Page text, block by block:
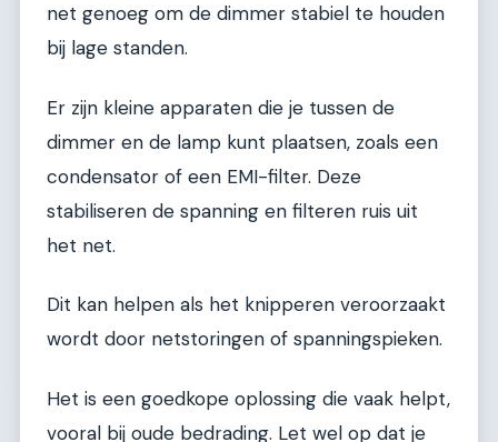
net genoeg om de dimmer stabiel te houden
bij lage standen.
Er zijn kleine apparaten die je tussen de
dimmer en de lamp kunt plaatsen, zoals een
condensator of een EMI-filter. Deze
stabiliseren de spanning en filteren ruis uit
het net.
Dit kan helpen als het knipperen veroorzaakt
wordt door netstoringen of spanningspieken.
Het is een goedkope oplossing die vaak helpt,
vooral bij oude bedrading. Let wel op dat je